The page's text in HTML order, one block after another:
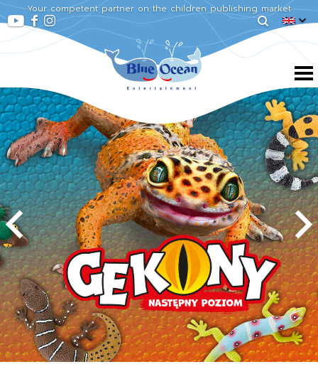
Your competent partner on the children publishing market